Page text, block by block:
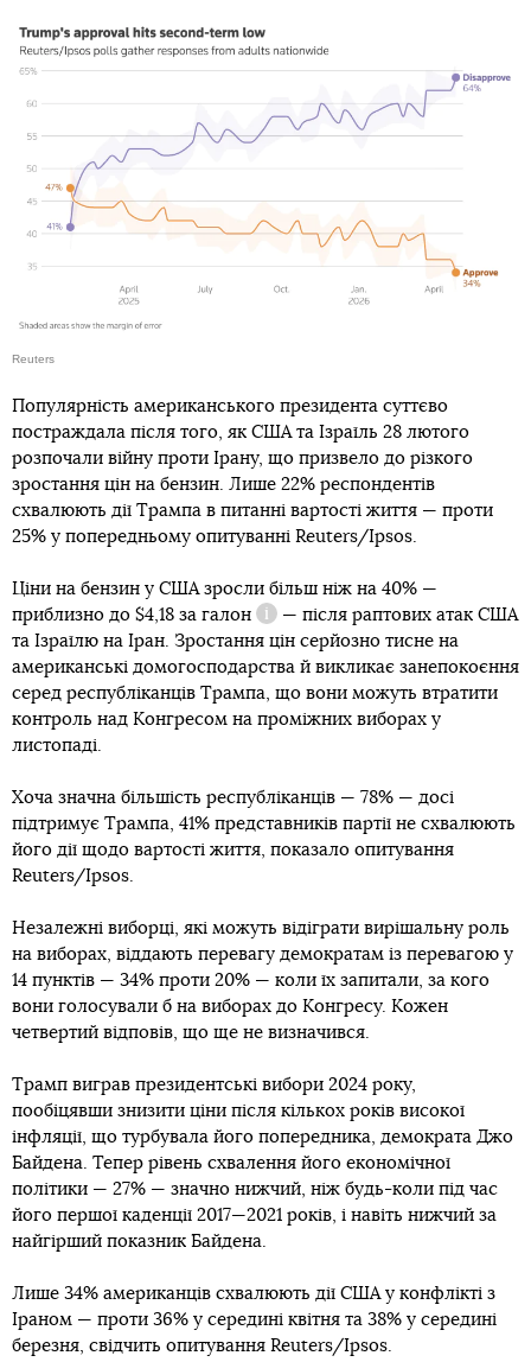
Reuters
Популярність американського президента суттєво
постраждала після того, як США та Ізраїль 28 лютого
розпочали війну проти Ірану, що призвело до різкого
зростання цін на бензин. Лише 22% респондентів
схвалюють дії Трампа в питанні вартості життя — проти
25% у попередньому опитуванні Reuters/Ipsos.
Ціни на бензин у США зросли більш ніж на 40% —
приблизно до $4,18 за галон
Довідка
— після раптових атак США
та Ізраїлю на Іран. Зростання цін серйозно тисне на
американські домогосподарства й викликає занепокоєння
серед республіканців Трампа, що вони можуть втратити
контроль над Конгресом на проміжних виборах у
листопаді.
Хоча значна більшість республіканців — 78% — досі
підтримує Трампа, 41% представників партії не схвалюють
його дії щодо вартості життя, показало опитування
Reuters/Ipsos.
Незалежні виборці, які можуть відіграти вирішальну роль
на виборах, віддають перевагу демократам із перевагою у
14 пунктів — 34% проти 20% — коли їх запитали, за кого
вони голосували б на виборах до Конгресу. Кожен
четвертий відповів, що ще не визначився.
Трамп виграв президентські вибори 2024 року,
пообіцявши знизити ціни після кількох років високої
інфляції, що турбувала його попередника, демократа Джо
Байдена. Тепер рівень схвалення його економічної
політики — 27% — значно нижчий, ніж будь-коли під час
його першої каденції 2017—2021 років, і навіть нижчий за
найгірший показник Байдена.
Лише 34% американців схвалюють дії США у конфлікті з
Іраном — проти 36% у середині квітня та 38% у середині
березня, свідчить опитування Reuters/Ipsos.